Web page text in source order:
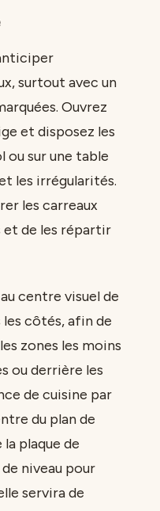
surtout avec un
Ouvrez
et disposez les
ou sur une table
les irrégularités.
les carreaux
de les répartir
centre visuel de
côtés, afin de
zones les moins
ou derrière les
de cuisine par
du plan de
plaque de
niveau pour
servira de